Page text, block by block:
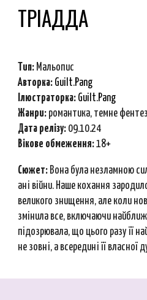
ТРІАДДА
Тип: Мальопис
Авторка: Guilt.Pang
Ілюстраторка: Guilt.Pang
Жанри: романтика, темне
Дата релізу: 09.10.24
Вікове обмеження:18+
Сюжет: Вона була незламною
ані війни. Наше кохання
великого знищення, але коли
змінила все, включаючи
підозрювала, що цього разу її
не зовні, а всередині її власної